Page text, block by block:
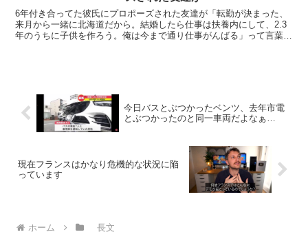
6年付き合ってた彼氏にプロポーズされた友達が「転勤が決まった、
来月から一緒に北海道だから。結婚したら仕事は扶養内にして、2.3
年のうちに子供を作ろう。俺は今まで通り仕事がんばる」って言葉
今日バスとぶつかったベンツ、去年市電
とぶつかったのと同一車両だよなぁ…
現在フランスはかなり危機的な状況に陥
っています
ホーム 長文